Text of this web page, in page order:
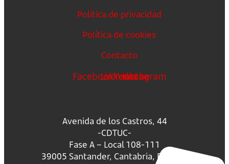
Política de privacidad
Política de cookies
Contacto
FacebookLinkedin
Youtube
Instagram
Avenida de los Castros, 44
-CDTUC-
Fase A – Local 108-111
39005 Santander, Cantabria, España.